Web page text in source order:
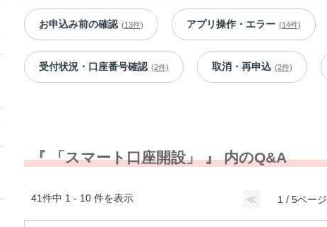
お申込み前の確認 (13件) アプリ操作・エラー (14件)
受付状況・口座番号確認 (2件) 取消・再申込 (2件)
『 「スマート口座開設」 』 内のQ&A
41件中 1 - 10 件を表示 ≪ 1 / 5ページ